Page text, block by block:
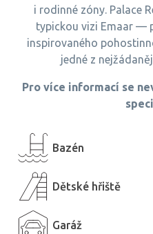
i rodinné zóny. Palace
typickou vizi Emaar —
inspirovaného
jedné z
Pro více informací se
Bazén
Dětské hřiště
Garáž